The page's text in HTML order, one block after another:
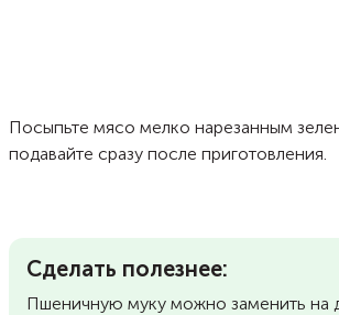
Посыпьте мясо мелко нарезанным
подавайте сразу после приготовления.
Сделать полезнее:
Пшеничную муку можно заменить на